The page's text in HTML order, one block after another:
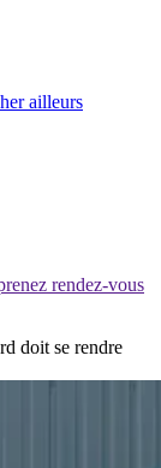
ailleurs
rendez-vous
doit se rendre